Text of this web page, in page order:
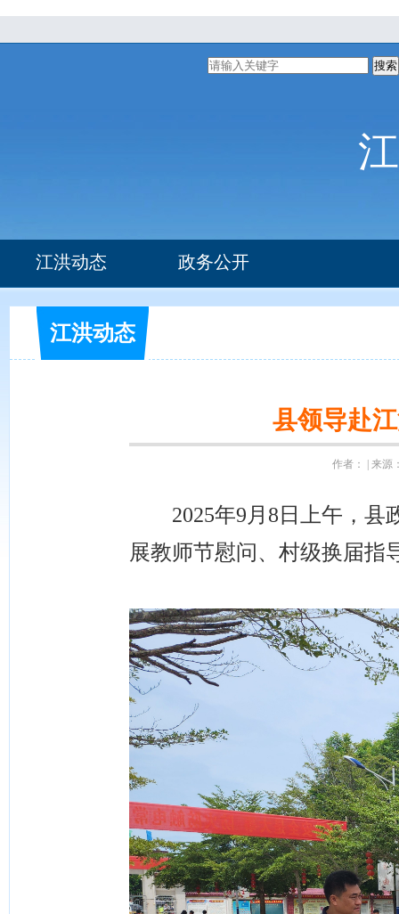
搜索
江洪动态 政务公开
组织机构 办事指南
部门文件
江洪动态
县领导赴
作者： | 来源
2025年9月8日上午，县
展教师节慰问、村级换届指